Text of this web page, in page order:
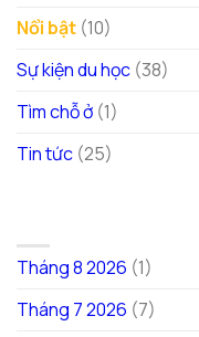
Nổi bật (10)
Sự kiện du học (38)
Tìm chỗ ở (1)
Tin tức (25)
Tháng 8 2026 (1)
Tháng 7 2026 (7)